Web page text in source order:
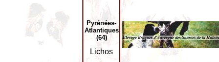
Pyrénées-
Atlantiques
(64)
Lichos